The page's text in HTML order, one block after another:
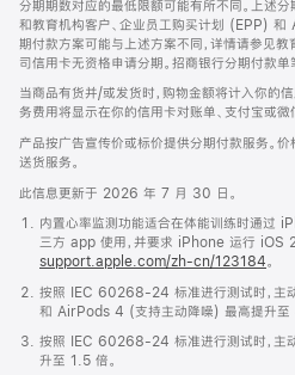
分期期数对应的最低限额可能有所不同。上述
和教育机构客户、企业员工购买计划 (EPP)
期付款方案可能与上述方案不同，详情请参见教
司信用卡无资格申请分期。招商银行分期付款
当商品有货并/或发货时，购物金额将计入你的
务费用将显示在你的信用卡对账单、支付宝或微
产品按广告宣传价或标价提供分期付款服务。
送货服务。
此信息更新于 2026 年 7 月 30 日。
内置心率监测功能适合在体能训练时通过
三方 app 使用，并要求 iPhone 运行 iOS
support.apple.com/zh-cn/123184。
按照 IEC 60268-24 标准进行测试时，主
和 AirPods 4 (支持主动降噪) 最高提升至
按照 IEC 60268-24 标准进行测试时，主
升至 1.5 倍。